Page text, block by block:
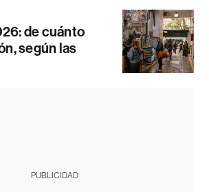
de cuánto
según las
PUBLICIDAD